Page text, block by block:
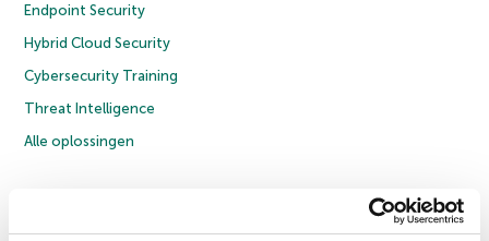
Endpoint Security
Hybrid Cloud Security
Cybersecurity Training
Threat Intelligence
Alle oplossingen
Privacybeleid
Licentieovereenkomst B2B